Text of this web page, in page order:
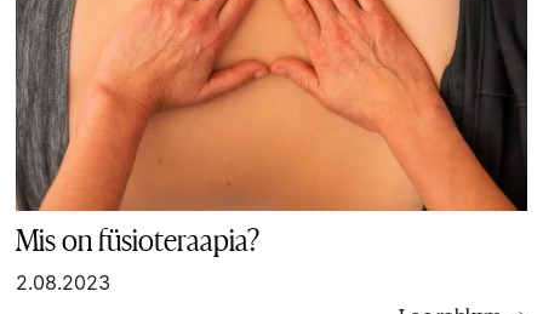
Mis on füsioteraapia?
2.08.2023